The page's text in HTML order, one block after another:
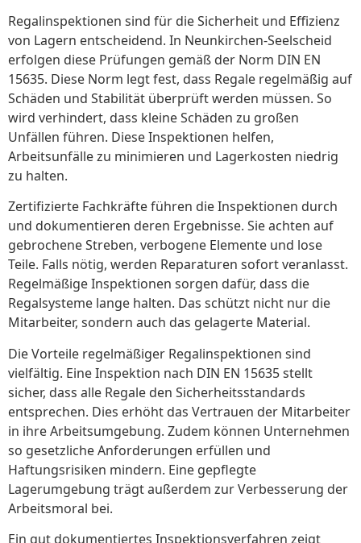
Regalinspektionen sind für die Sicherheit und Effizienz
von Lagern entscheidend. In Neunkirchen-Seelscheid
erfolgen diese Prüfungen gemäß der Norm DIN EN
15635. Diese Norm legt fest, dass Regale regelmäßig auf
Schäden und Stabilität überprüft werden müssen. So
wird verhindert, dass kleine Schäden zu großen
Unfällen führen. Diese Inspektionen helfen,
Arbeitsunfälle zu minimieren und Lagerkosten niedrig
zu halten.
Zertifizierte Fachkräfte führen die Inspektionen durch
und dokumentieren deren Ergebnisse. Sie achten auf
gebrochene Streben, verbogene Elemente und lose
Teile. Falls nötig, werden Reparaturen sofort veranlasst.
Regelmäßige Inspektionen sorgen dafür, dass die
Regalsysteme lange halten. Das schützt nicht nur die
Mitarbeiter, sondern auch das gelagerte Material.
Die Vorteile regelmäßiger Regalinspektionen sind
vielfältig. Eine Inspektion nach DIN EN 15635 stellt
sicher, dass alle Regale den Sicherheitsstandards
entsprechen. Dies erhöht das Vertrauen der Mitarbeiter
in ihre Arbeitsumgebung. Zudem können Unternehmen
so gesetzliche Anforderungen erfüllen und
Haftungsrisiken mindern. Eine gepflegte
Lagerumgebung trägt außerdem zur Verbesserung der
Arbeitsmoral bei.
Ein gut dokumentiertes Inspektionsverfahren zeigt